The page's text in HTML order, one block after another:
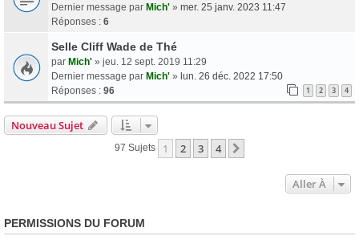
Dernier message par Mich' » mer. 25 janv. 2023 11:47
Réponses : 6
Selle Cliff Wade de Thé
par Mich' » jeu. 12 sept. 2019 11:29
Dernier message par Mich' » lun. 26 déc. 2022 17:50
Réponses : 96 1 2 3 4
Nouveau Sujet
97 Sujets 1 2 3 4
Aller À
PERMISSIONS DU FORUM